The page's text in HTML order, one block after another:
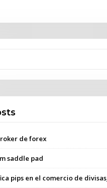
de forex
saddle pad
pips en el comercio de divisas_